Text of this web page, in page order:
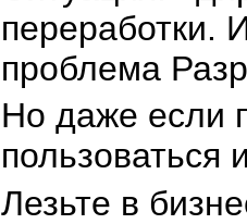
переработки.
проблема
Но даже если
Лезьте в